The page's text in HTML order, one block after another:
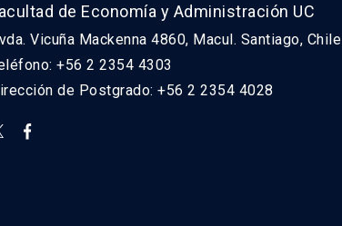
de Economía y Administración UC
Vicuña Mackenna 4860, Macul. Santiago, Chile
+56 2 2354 4303
de Postgrado: +56 2 2354 4028